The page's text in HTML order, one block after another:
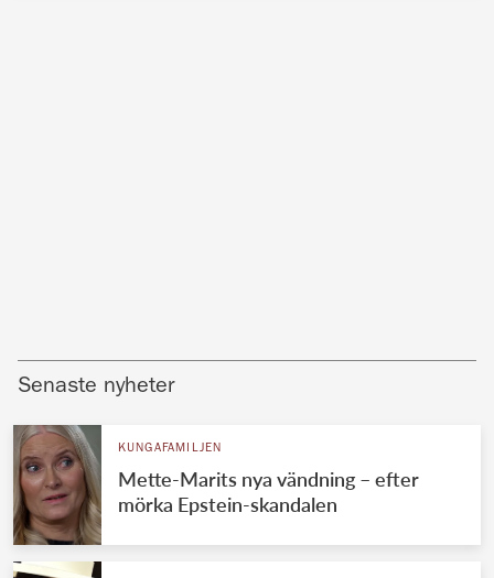
Senaste nyheter
KUNGAFAMILJEN
Mette-Marits nya vändning – efter
mörka Epstein-skandalen